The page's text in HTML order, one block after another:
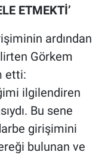
ETMEKTİ’
ardından
Görkem
etti:
ilgilendiren
Bu sene
girişimini
bulunan ve